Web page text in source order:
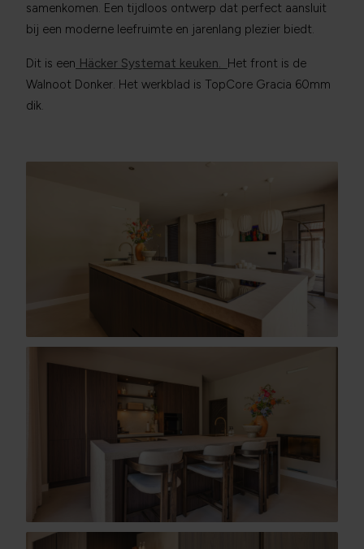
samenkomen. Een tijdloos ontwerp dat perfect aansluit
bij een moderne leefruimte en jarenlang plezier biedt.
Dit is een Häcker Systemat keuken. Het front is de
Walnoot Donker. Het werkblad is TopCore Gracia 60mm
dik.